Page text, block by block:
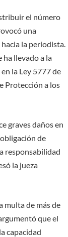
el número
una
la periodista.
ha llevado a la
la Ley 5777 de
Protección a los
graves daños en
de
responsabilidad
la jueza
multa de más de
que el
capacidad